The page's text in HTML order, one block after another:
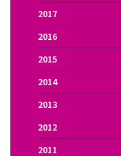
2017
2016
2015
2014
2013
2012
2011